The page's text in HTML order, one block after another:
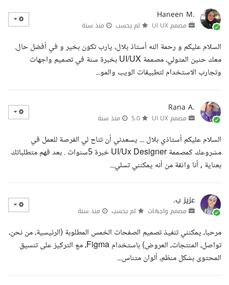
Haneen M.
مصمم UI UX لم يحسب منذ سنة
السلام عليكم و رحمة الله أستاذ بلال، يارب تكون بخير و في أفضل حال.
معك حنين المتولي، مصممة UI/UX بخبرة سنة في تصميم واجهات
وتجارب الاستخدام لتطبيقات الويب والمو...
Rana A.
مصمم UI UX منذ سنة
السلام عليكم أستاذي بلال ... يسعدني أن تتاح لي الفرصة للعمل في
مشروعك كمصممة UI/Ux Designer خبرة 5سنوات . بعد فهم متطلباتك
بعناية , أنا واثقة من أنه يمكنني تسلي...
عزيز ب.
مصمم واجهات لم يحسب منذ سنة
مرحبا، يمكنني تنفيذ تصميم الصفحات الخمس المطلوبة (الرئيسية، من نحن،
تواصل، المنتجات، العروض) باستخدام Figma، مع التركيز على تنسيق
المحتوى بشكل منظم، ألوان متناس...